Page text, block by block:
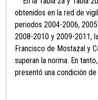
obtenidos en la red de
periodos 2004-2006,
2008-2010 y 2009-2011,
Francisco de Mostazal y
superan la norma. En
presentó una condición de